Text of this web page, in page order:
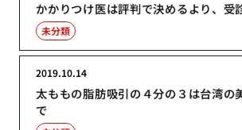
かかりつけ医は評判で決めるより、受
未分類
太ももの脂肪吸引の４分の３は台湾の
で
2019.10.14